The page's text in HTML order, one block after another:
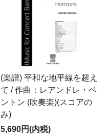
(楽譜) 平和な地平線を超え
て / 作曲：レアンドレ・ベ
ントン (吹奏楽)(スコアの
み)
5,690円(内税)